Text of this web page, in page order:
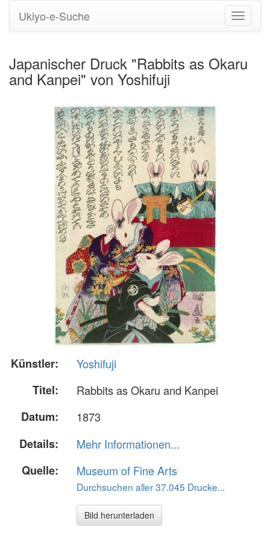
Ukiyo-e-Suche
Japanischer Druck "Rabbits as Okaru
and Kanpei" von Yoshifuji
Künstler:
Yoshifuji
Titel:
Rabbits as Okaru and Kanpei
Datum:
1873
Details:
Mehr Informationen...
Quelle:
Museum of Fine Arts
Durchsuchen aller 37.045 Drucke...
Bild herunterladen